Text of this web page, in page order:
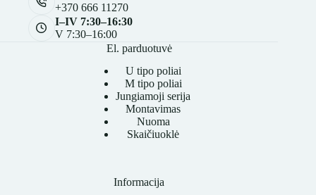
+370 666 11270
I–IV 7:30–16:30
V 7:30–16:00
El. parduotuvė
U tipo poliai
M tipo poliai
Jungiamoji serija
Montavimas
Nuoma
Skaičiuoklė
Informacija